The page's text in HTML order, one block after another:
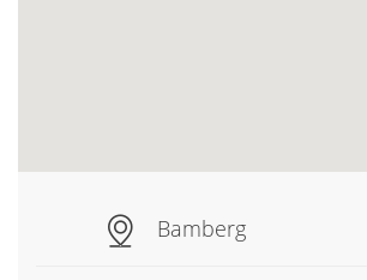
Bamberg